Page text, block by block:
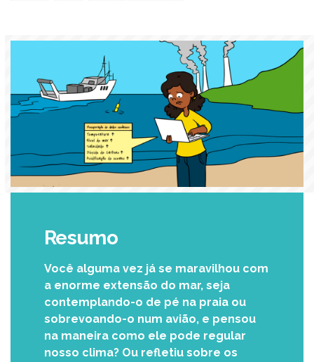
Resumo
Você alguma vez já se maravilhou com
a enorme extensão do mar, seja
contemplando-o de pé na praia ou
sobrevoando-o num avião, e pensou
na maneira como ele pode regular
nosso clima? Ou refletiu sobre os